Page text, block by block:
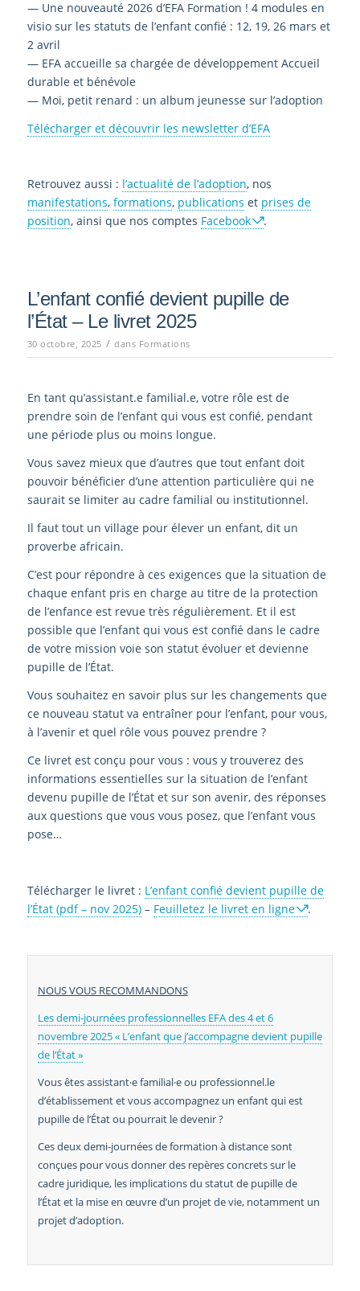
— Une nouveauté 2026 d’EFA Formation ! 4 modules en
visio sur les statuts de l’enfant confié : 12, 19, 26 mars et
2 avril
— EFA accueille sa chargée de développement Accueil
durable et bénévole
— Moi, petit renard : un album jeunesse sur l’adoption
Télécharger et découvrir les newsletter d’EFA
Retrouvez aussi : l’actualité de l’adoption, nos
manifestations, formations, publications et prises de
position, ainsi que nos comptes Facebook .
L’enfant confié devient pupille de
l’État – Le livret 2025
30 octobre, 2025 / dans Formations
En tant qu’assistant.e familial.e, votre rôle est de
prendre soin de l’enfant qui vous est confié, pendant
une période plus ou moins longue.
Vous savez mieux que d’autres que tout enfant doit
pouvoir bénéficier d’une attention particulière qui ne
saurait se limiter au cadre familial ou institutionnel.
Il faut tout un village pour élever un enfant, dit un
proverbe africain.
C’est pour répondre à ces exigences que la situation de
chaque enfant pris en charge au titre de la protection
de l’enfance est revue très régulièrement. Et il est
possible que l’enfant qui vous est confié dans le cadre
de votre mission voie son statut évoluer et devienne
pupille de l’État.
Vous souhaitez en savoir plus sur les changements que
ce nouveau statut va entraîner pour l’enfant, pour vous,
à l’avenir et quel rôle vous pouvez prendre ?
Ce livret est conçu pour vous : vous y trouverez des
informations essentielles sur la situation de l’enfant
devenu pupille de l’État et sur son avenir, des réponses
aux questions que vous vous posez, que l’enfant vous
pose…
Télécharger le livret : L’enfant confié devient pupille de
l’État (pdf – nov 2025)– Feuilletez le livret en ligne .
NOUS VOUS RECOMMANDONS
Les demi-journées professionnelles EFA des 4 et 6
novembre 2025 « L’enfant que j’accompagne devient pupille
de l’État »
Vous êtes assistant·e familial·e ou professionnel.le
d’établissement et vous accompagnez un enfant qui est
pupille de l’État ou pourrait le devenir ?
Ces deux demi-journées de formation à distance sont
conçues pour vous donner des repères concrets sur le
cadre juridique, les implications du statut de pupille de
l’État et la mise en œuvre d’un projet de vie, notamment un
projet d’adoption.